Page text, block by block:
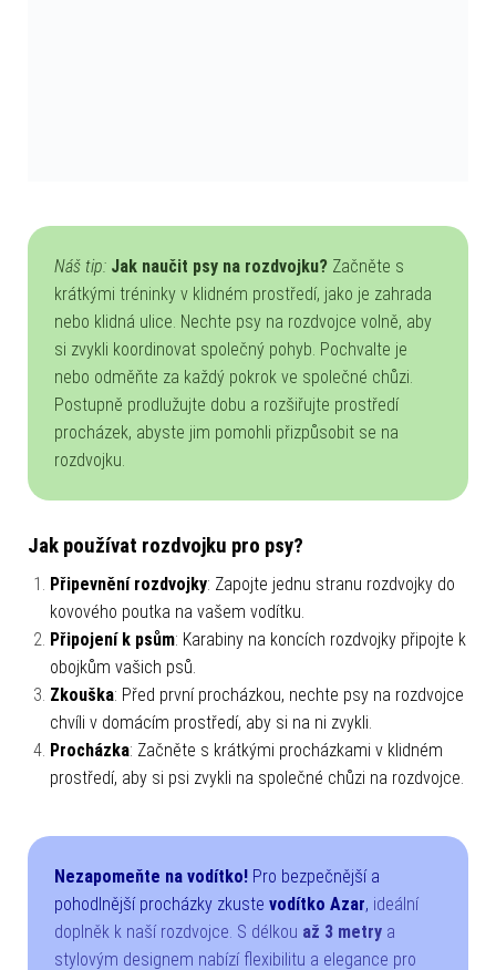
Náš tip: Jak naučit psy na rozdvojku? Začněte s
krátkými tréninky v klidném prostředí, jako je zahrada
nebo klidná ulice. Nechte psy na rozdvojce volně, aby
si zvykli koordinovat společný pohyb. Pochvalte je
nebo odměňte za každý pokrok ve společné chůzi.
Postupně prodlužujte dobu a rozšiřujte prostředí
procházek, abyste jim pomohli přizpůsobit se na
rozdvojku.
Jak používat rozdvojku pro psy?
Připevnění rozdvojky: Zapojte jednu stranu rozdvojky do
kovového poutka na vašem vodítku.
Připojení k psům: Karabiny na koncích rozdvojky připojte k
obojkům vašich psů.
Zkouška: Před první procházkou, nechte psy na rozdvojce
chvíli v domácím prostředí, aby si na ni zvykli.
Procházka: Začněte s krátkými procházkami v klidném
prostředí, aby si psi zvykli na společné chůzi na rozdvojce.
Nezapomeňte na vodítko! Pro bezpečnější a
pohodlnější procházky zkuste vodítko Azar, ideální
doplněk k naší rozdvojce. S délkou až 3 metry a
stylovým designem nabízí flexibilitu a elegance pro